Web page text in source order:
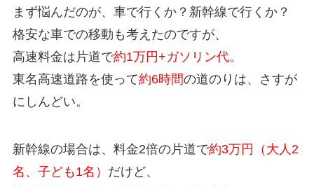
まず悩んだのが、車で行くか？新幹線で行くか？
格安な車での移動も考えたのですが、
高速料金は片道で約1万円+ガソリン代。
東名高速道路を使って約6時間の道のりは、さすが
にしんどい。
新幹線の場合は、料金2倍の片道で約3万円（大人2
名、子ども1名） だけど、